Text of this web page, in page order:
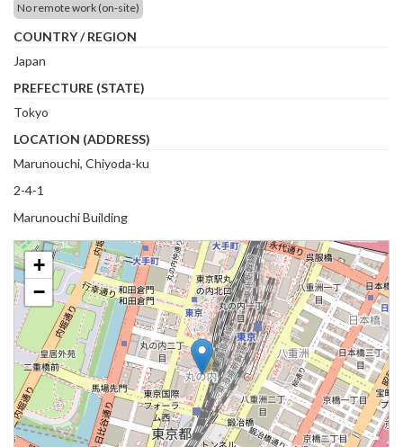
No remote work (on-site)
COUNTRY / REGION
Japan
PREFECTURE (STATE)
Tokyo
LOCATION (ADDRESS)
Marunouchi, Chiyoda-ku
2-4-1
Marunouchi Building
+
−